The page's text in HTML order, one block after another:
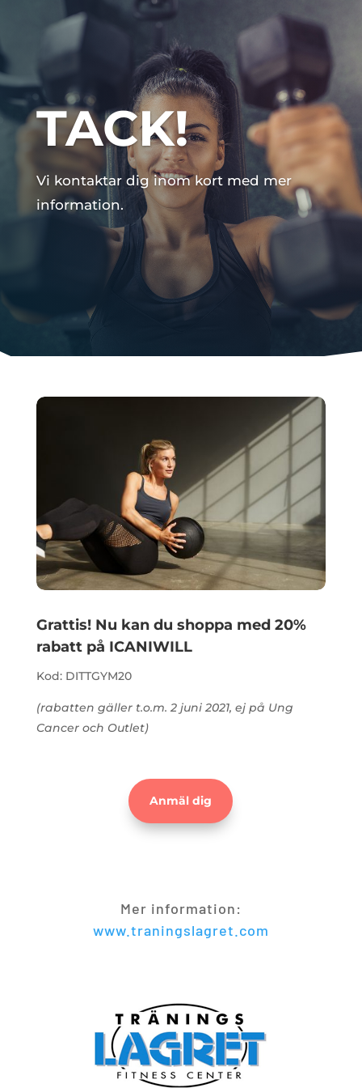
TACK!
Vi kontaktar dig inom kort med mer
information.
Grattis! Nu kan du shoppa med 20%
rabatt på ICANIWILL
Kod:DITTGYM20
(rabatten gäller t.o.m. 2 juni 2021, ej på Ung
Cancer och Outlet)
Anmäl dig
Mer information:
www.traningslagret.com